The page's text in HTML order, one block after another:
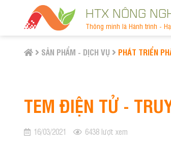
HTX NÔNG
Thông minh là Hành trình -
SẢN PHẨM - DỊCH VỤ PHÁT TRIỂN
TEM ĐIỆN TỬ -
16/03/2021 6438 lượt xem